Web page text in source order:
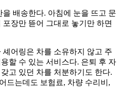
배송한다. 아침에 눈을 뜨고 문
장만 뜯어 그대로 놓기만 하면
어링은 차를 소유하지 않고 주
할 수 있는 서비스다. 은퇴 후 자
고 있던 차를 처분하기도 한다.
드는데도 보험료, 차량 수리비,